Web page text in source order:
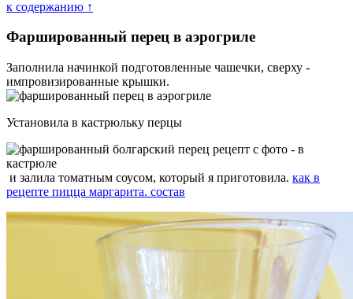
к содержанию ↑
Фаршированный перец в аэрогриле
Заполнила начинкой подготовленные чашечки, сверху -
импровизированные крышки.
Установила в кастрюльку перцы
и залила томатным соусом, который я приготовила. как в
рецепте пицца маргарита. состав